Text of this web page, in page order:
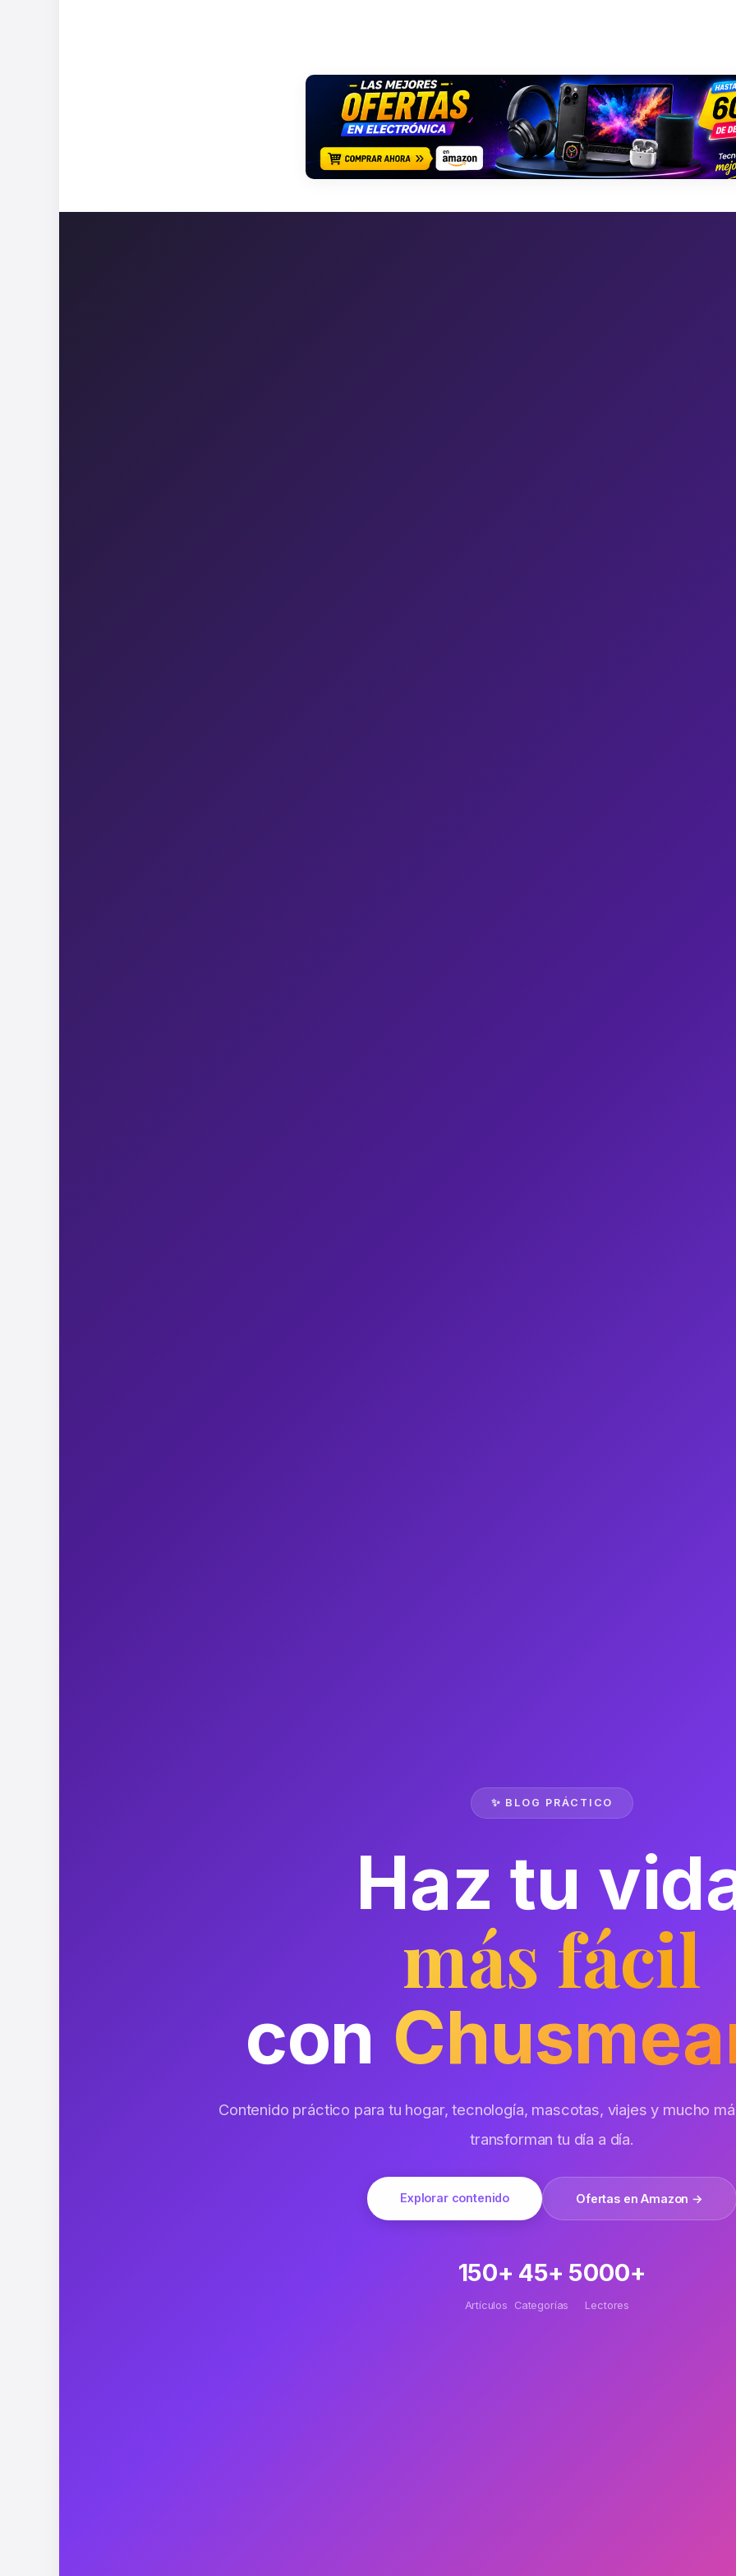
✨ BLOG PRÁCTICO
Haz tu
más fácil
con
Contenido práctico para tu hogar, tecnología, mascotas, viajes y mucho más. Consejos útiles que
transforman tu día a día.
Explorar contenido Ofertas en Amazon →
150+
Artículos
45+
Categorías
5000+
Lectores